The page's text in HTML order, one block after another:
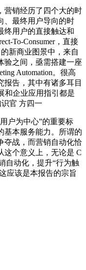
营销经历了四个大的时
、最终用户导向的时
终用户的直接触达和
To-Consumer，直接
新商业图景中，来自
验之间，亟需搭建一座
Automation。很高
报告，其中有诸多耳目
和企业应用指引都是
官 方四一
户为中心”的重要标
基本服务能力。所谓的
夺战，而营销自动化恰
这个意义上，无论是 C
自动化，提升“行为触
应该是本报告的宗旨